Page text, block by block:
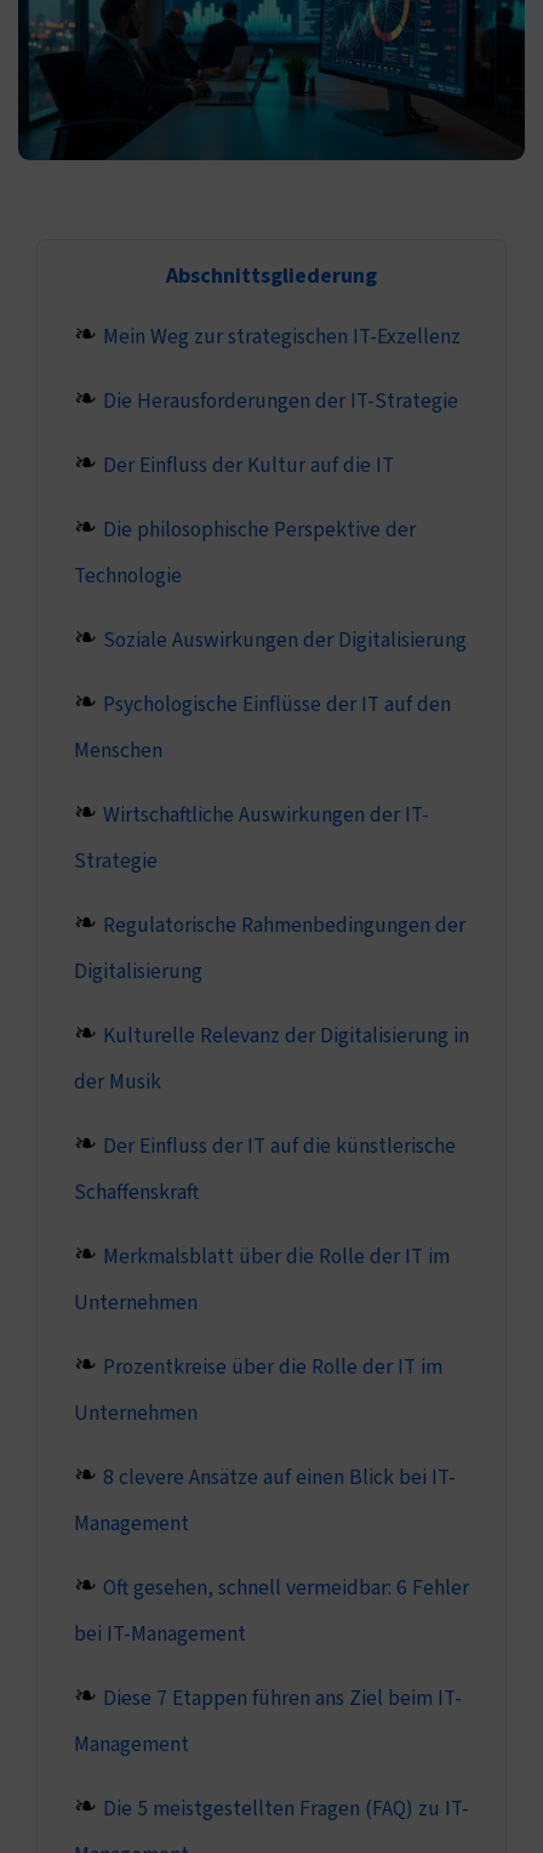
Abschnittsgliederung
Mein Weg zur strategischen IT-Exzellenz
Die Herausforderungen der IT-Strategie
Der Einfluss der Kultur auf die IT
Die philosophische Perspektive der
Technologie
Soziale Auswirkungen der Digitalisierung
Psychologische Einflüsse der IT auf den
Menschen
Wirtschaftliche Auswirkungen der IT-
Strategie
Regulatorische Rahmenbedingungen der
Digitalisierung
Kulturelle Relevanz der Digitalisierung in
der Musik
Der Einfluss der IT auf die künstlerische
Schaffenskraft
Merkmalsblatt über die Rolle der IT im
Unternehmen
Prozentkreise über die Rolle der IT im
Unternehmen
8 clevere Ansätze auf einen Blick bei IT-
Management
Oft gesehen, schnell vermeidbar: 6 Fehler
bei IT-Management
Diese 7 Etappen führen ans Ziel beim IT-
Management
Die 5 meistgestellten Fragen (FAQ) zu IT-